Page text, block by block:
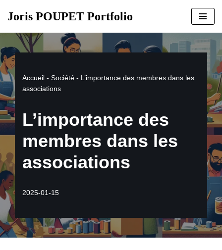
contenu
Joris POUPET Portfolio
Accueil - Société - L’importance des membres dans les
associations
L’importance des
membres dans les
associations
2025-01-15